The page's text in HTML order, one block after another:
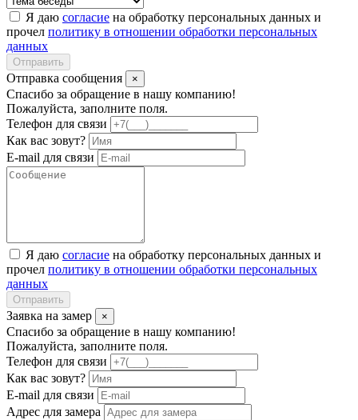
Я даю согласие на обработку персональных данных и
прочел политику в отношении обработки персональных
данных
Отправить
Отправка сообщения ×
Спасибо за обращение в нашу компанию!
Пожалуйста, заполните поля.
Телефон для связи
Как вас зовут?
E-mail для связи
Я даю согласие на обработку персональных данных и
прочел политику в отношении обработки персональных
данных
Отправить
Заявка на замер ×
Спасибо за обращение в нашу компанию!
Пожалуйста, заполните поля.
Телефон для связи
Как вас зовут?
E-mail для связи
Адрес для замера